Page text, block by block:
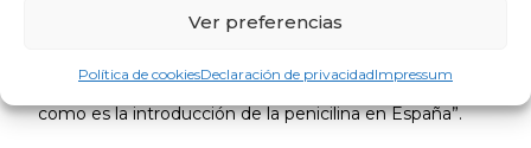
Ver preferencias
Política de cookiesDeclaración de privacidadImpressum
“figuras ilustres que son desconocidas para la mayoría.
excelencia que realizó y su papel en un hito histórico
como es la introducción de la penicilina en España”.